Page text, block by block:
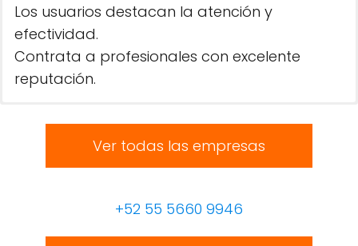
Los usuarios destacan la atención y
efectividad.
Contrata a profesionales con excelente
reputación.
Ver todas las empresas
+52 55 5660 9946